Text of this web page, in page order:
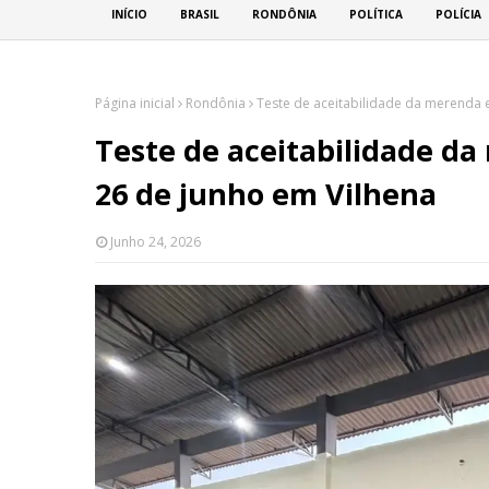
INÍCIO BRASIL RONDÔNIA POLÍTICA POLÍCIA
Página inicial Rondônia Teste de aceitabilidade da merenda
Teste de aceitabilidade
26 de junho em Vilhena
Junho 24, 2026